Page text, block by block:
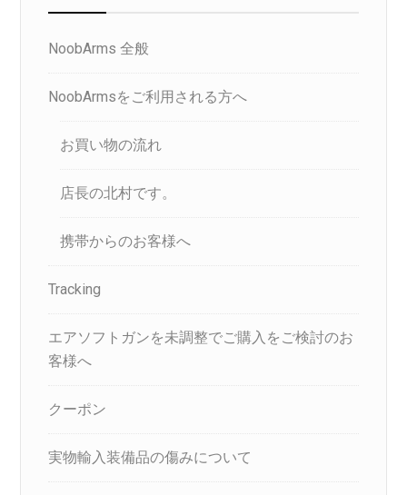
NoobArms 全般
NoobArmsをご利用される方へ
お買い物の流れ
店長の北村です。
携帯からのお客様へ
Tracking
エアソフトガンを未調整でご購入をご検討のお
客様へ
クーポン
実物輸入装備品の傷みについて